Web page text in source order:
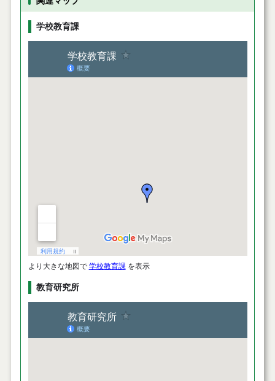
学校教育課
より大きな地図で 学校教育課を表示
教育研究所